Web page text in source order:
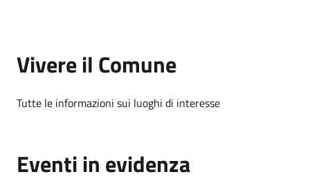
Vivere il Comune
Tutte le informazioni sui luoghi di interesse
Eventi in evidenza